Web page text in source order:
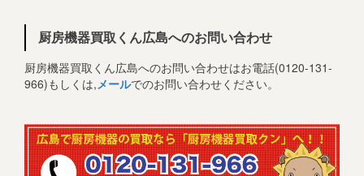
厨房機器買取くん広島へのお問い合わせ
厨房機器買取くん広島へのお問い合わせはお電話(0120-131-
966)もしくは,メールでのお問い合わせください。